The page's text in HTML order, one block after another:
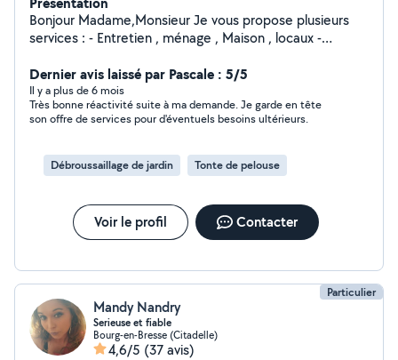
Bonjour Madame,Monsieur Je vous propose plusieurs
services : - Entretien , ménage , Maison , locaux -
Évacuation de vos Gravats - Peinture N hésitez pas à me
contacter si besoin . Cordialement Mr Carafa Yann
Dernier avis laissé par Pascale : 5/5
Il y a plus de 6 mois
Très bonne réactivité suite à ma demande. Je garde en tête
son offre de services pour d'éventuels besoins ultérieurs.
Débroussaillage de jardin Tonte de pelouse
Voir le profil Contacter
Particulier
Mandy Nandry
Serieuse et fiable
Bourg-en-Bresse (Citadelle)
4,6/5 (37 avis)